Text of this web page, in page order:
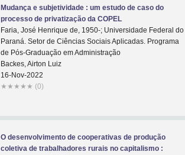
Mudança e subjetividade : um estudo de caso do
processo de privatização da COPEL
Faria, José Henrique de, 1950-; Universidade Federal do
Paraná. Setor de Ciências Sociais Aplicadas. Programa
de Pós-Graduação em Administração
Backes, Airton Luiz
16-Nov-2022
★ ★ ★ ★ ★ (0)
O desenvolvimento de cooperativas de produção
coletiva de trabalhadores rurais no capitalismo :